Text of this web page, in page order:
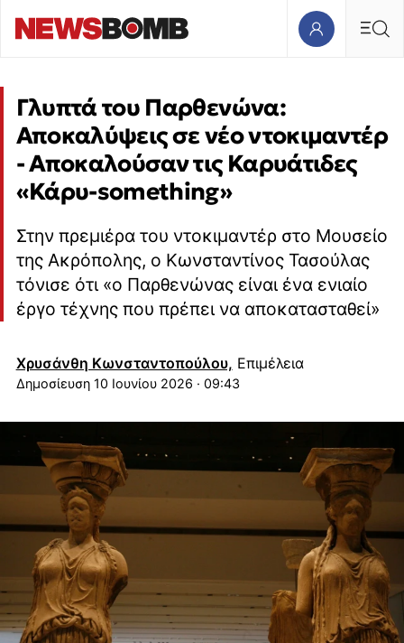
Γλυπτά του Παρθενώνα:
Αποκαλύψεις σε νέο ντοκιμαντέρ
- Αποκαλούσαν τις Καρυάτιδες
«Κάρυ-something»
Στην πρεμιέρα του ντοκιμαντέρ στο Μουσείο
της Ακρόπολης, ο Κωνσταντίνος Τασούλας
τόνισε ότι «ο Παρθενώνας είναι ένα ενιαίο
έργο τέχνης που πρέπει να αποκατασταθεί»
Χρυσάνθη Κωνσταντοπούλου, Επιμέλεια
10 Ιουνίου 2026 · 09:43